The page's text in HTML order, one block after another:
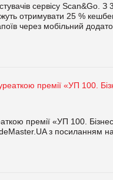
сервісу Scan&Go. З
отримувати 25 %
через мобільний
премії «УП 100.
премії «УП 100.
з посиланням